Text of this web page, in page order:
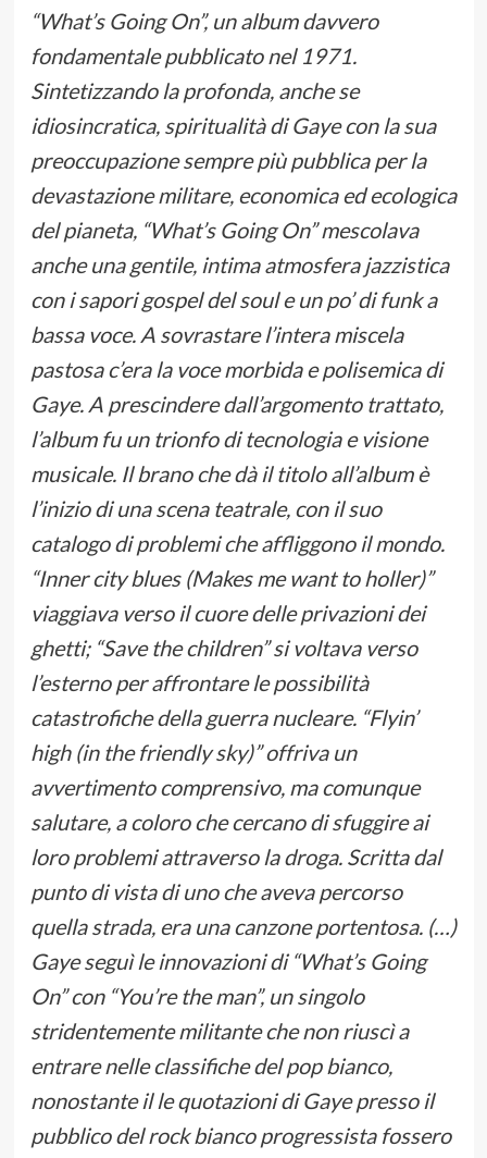
“What’s Going On”, un album davvero
fondamentale pubblicato nel 1971.
Sintetizzando la profonda, anche se
idiosincratica, spiritualità di Gaye con la sua
preoccupazione sempre più pubblica per la
devastazione militare, economica ed ecologica
del pianeta, “What’s Going On” mescolava
anche una gentile, intima atmosfera jazzistica
con i sapori gospel del soul e un po’ di funk a
bassa voce. A sovrastare l’intera miscela
pastosa c’era la voce morbida e polisemica di
Gaye. A prescindere dall’argomento trattato,
l’album fu un trionfo di tecnologia e visione
musicale. Il brano che dà il titolo all’album è
l’inizio di una scena teatrale, con il suo
catalogo di problemi che affliggono il mondo.
“Inner city blues (Makes me want to holler)”
viaggiava verso il cuore delle privazioni dei
ghetti; “Save the children” si voltava verso
l’esterno per affrontare le possibilità
catastrofiche della guerra nucleare. “Flyin’
high (in the friendly sky)” offriva un
avvertimento comprensivo, ma comunque
salutare, a coloro che cercano di sfuggire ai
loro problemi attraverso la droga. Scritta dal
punto di vista di uno che aveva percorso
quella strada, era una canzone portentosa. (…)
Gaye seguì le innovazioni di “What’s Going
On” con “You’re the man”, un singolo
stridentemente militante che non riuscì a
entrare nelle classifiche del pop bianco,
nonostante il le quotazioni di Gaye presso il
pubblico del rock bianco progressista fossero